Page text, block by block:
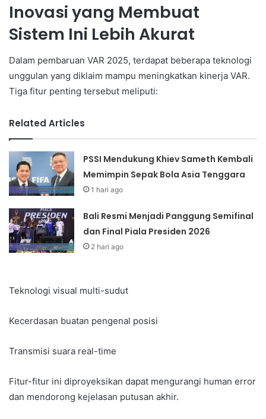
Inovasi yang Membuat
Sistem Ini Lebih Akurat
Dalam pembaruan VAR 2025, terdapat beberapa teknologi
unggulan yang diklaim mampu meningkatkan kinerja VAR.
Tiga fitur penting tersebut meliputi:
Related Articles
PSSI Mendukung Khiev Sameth Kembali
Memimpin Sepak Bola Asia Tenggara
1 hari ago
Bali Resmi Menjadi Panggung Semifinal
dan Final Piala Presiden 2026
2 hari ago
Teknologi visual multi-sudut
Kecerdasan buatan pengenal posisi
Transmisi suara real-time
Fitur-fitur ini diproyeksikan dapat mengurangi human error
dan mendorong kejelasan putusan akhir.